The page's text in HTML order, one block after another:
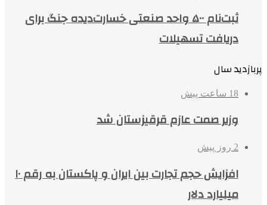
ثبت‌نام ۵۰۰ واحد صنعتی خسارت‌دیده جنگ برای
دریافت تسهیلات
پربازدید سال
18 ساعت پیش
وزیر صمت عازم قرقیزستان شد
2 روز پیش
افزایش حجم تجارت بین ایران و پاکستان به رقم ۱۰
میلیارد دلار